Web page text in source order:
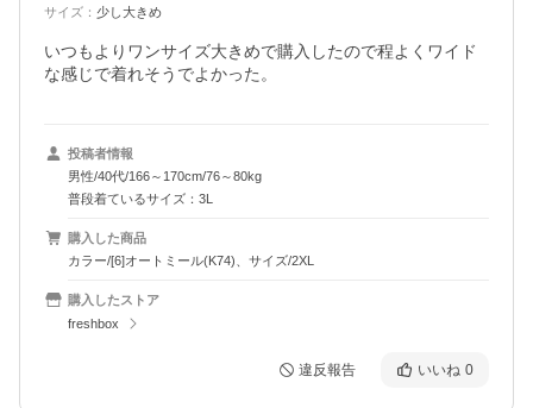
サイズ ： 少し大きめ
いつもよりワンサイズ大きめで購入したので程よくワイド
な感じで着れそうでよかった。
投稿者情報
男性/40代/166～170cm/76～80kg
普段着ているサイズ：3L
購入した商品
カラー/[6]オートミール(K74)、サイズ/2XL
購入したストア
freshbox
違反報告 いいね 0